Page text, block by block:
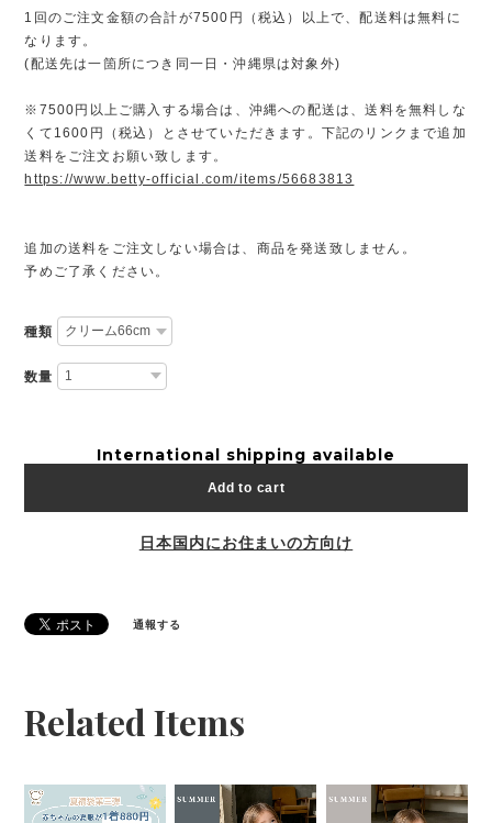
1回のご注文金額の合計が7500円（税込）以上で、配送料は無料に
なります。
(配送先は一箇所につき同一日・沖縄県は対象外)
※7500円以上ご購入する場合は、沖縄への配送は、送料を無料しな
くて1600円（税込）とさせていただきます。下記のリンクまで追加
送料をご注文お願い致します。
https://www.betty-official.com/items/56683813
追加の送料をご注文しない場合は、商品を発送致しません。
予めご了承ください。
種類
数量
International shipping available
Add to cart
日本国内にお住まいの方向け
通報する
Related Items